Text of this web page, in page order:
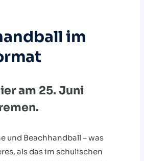
im
am 25. Juni
und Beachhandball – was
als das im schulischen